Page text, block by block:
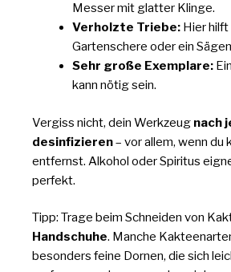
Messer mit glatter Klinge.
Verholzte Triebe: Hier hilft
Gartenschere oder ein
Sehr große Exemplare:
kann nötig sein.
Vergiss nicht, dein Werkzeug nach
desinfizieren– vor allem, wenn du
entfernst. Alkohol oder Spiritus
perfekt.
Tipp: Trage beim Schneiden von
Handschuhe. Manche
besonders feine Dornen, die sich